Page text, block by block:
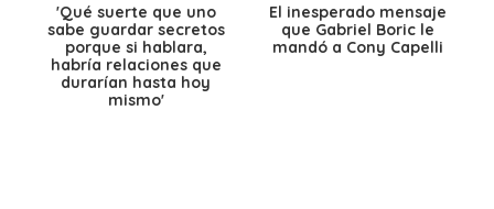
'Qué suerte que uno
sabe guardar secretos
porque si hablara,
habría relaciones que
durarían hasta hoy
mismo'
El inesperado mensaje
que Gabriel Boric le
mandó a Cony Capelli